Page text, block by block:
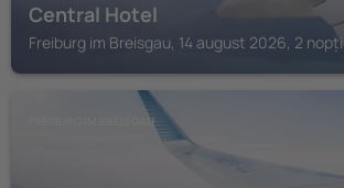
Central Hotel
Freiburg im Breisgau, 14 august 2026, 2 nopți
FREIBURG IM BREISGAU